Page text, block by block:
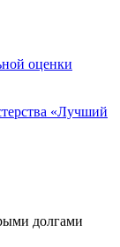
оценки
«Лучший
долгами